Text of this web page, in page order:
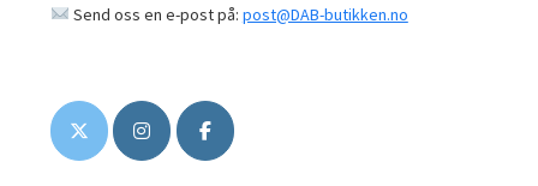
Send oss en e-post på: post@DAB-butikken.no